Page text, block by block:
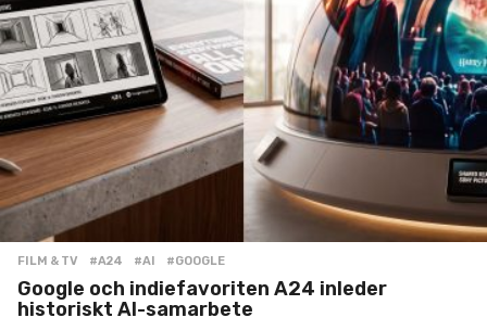
FILM & TV #A24 ,#AI ,#GOOGLE
Google och indiefavoriten A24 inleder
historiskt AI-samarbete